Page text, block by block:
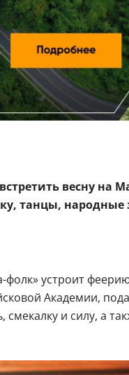
весну на
танцы, народные
устроит
Академии,
и силу, а